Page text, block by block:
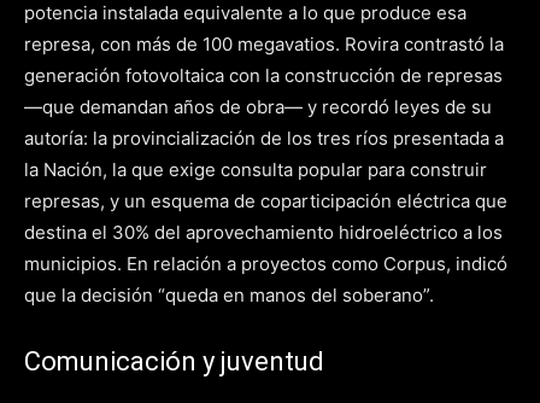
potencia instalada equivalente a lo que produce esa
represa, con más de 100 megavatios. Rovira contrastó la
generación fotovoltaica con la construcción de represas
—que demandan años de obra— y recordó leyes de su
autoría: la provincialización de los tres ríos presentada a
la Nación, la que exige consulta popular para construir
represas, y un esquema de coparticipación eléctrica que
destina el 30% del aprovechamiento hidroeléctrico a los
municipios. En relación a proyectos como Corpus, indicó
que la decisión “queda en manos del soberano”.
Comunicación y juventud